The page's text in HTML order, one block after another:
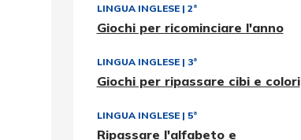
LINGUA INGLESE| 2ª
Giochi per ricominciare l'anno
LINGUA INGLESE| 3ª
Giochi per ripassare cibi e colori
LINGUA INGLESE| 5ª
Ripassare l'alfabeto e